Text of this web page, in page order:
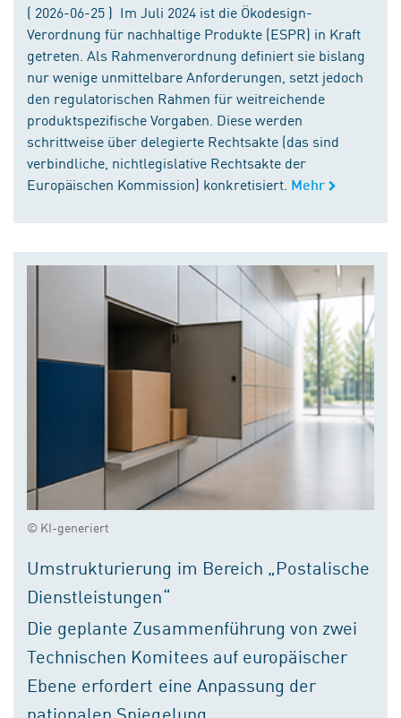
( 2026-06-25 ) Im Juli 2024 ist die Ökodesign-
Verordnung für nachhaltige Produkte (ESPR) in Kraft
getreten. Als Rahmenverordnung definiert sie bislang
nur wenige unmittelbare Anforderungen, setzt jedoch
den regulatorischen Rahmen für weitreichende
produktspezifische Vorgaben. Diese werden
schrittweise über delegierte Rechtsakte (das sind
verbindliche, nichtlegislative Rechtsakte der
Europäischen Kommission) konkretisiert. Mehr
© KI-generiert
Umstrukturierung im Bereich „Postalische
Dienstleistungen“
Die geplante Zusammenführung von zwei
Technischen Komitees auf europäischer
Ebene erfordert eine Anpassung der
nationalen Spiegelung.